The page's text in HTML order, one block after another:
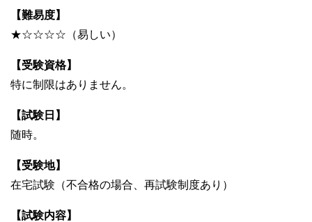
【難易度】
★☆☆☆☆（易しい）
【受験資格】
特に制限はありません。
【試験日】
随時。
【受験地】
在宅試験（不合格の場合、再試験制度あり）
【試験内容】